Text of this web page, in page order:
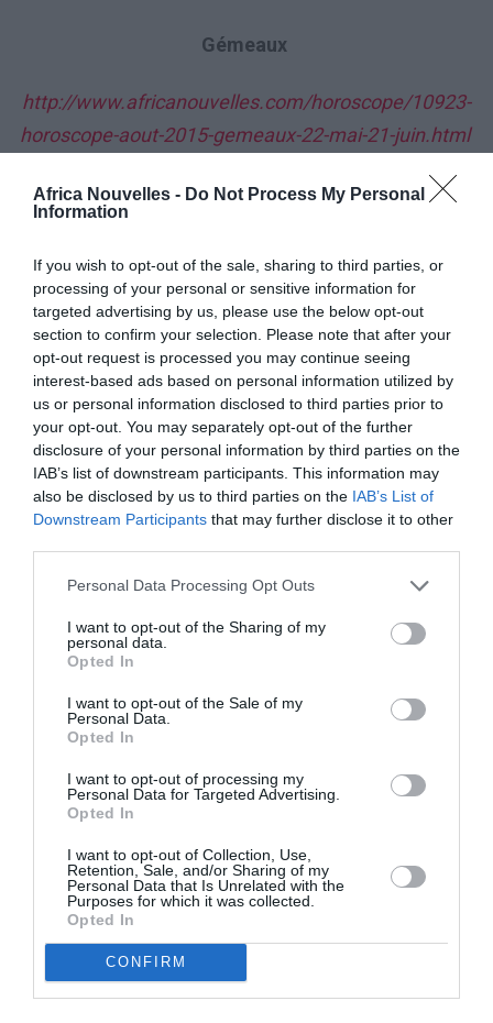
Africa Nouvelles - Do Not Process My Personal
Information
If you wish to opt-out of the sale, sharing to third parties, or
processing of your personal or sensitive information for
targeted advertising by us, please use the below opt-out
section to confirm your selection. Please note that after your
opt-out request is processed you may continue seeing
interest-based ads based on personal information utilized by
us or personal information disclosed to third parties prior to
your opt-out. You may separately opt-out of the further
disclosure of your personal information by third parties on the
IAB’s list of downstream participants. This information may
also be disclosed by us to third parties on the IAB’s List of
Downstream Participants that may further disclose it to other
Personal Data Processing Opt Outs
I want to opt-out of the Sharing of my
personal data.
Opted In
I want to opt-out of the Sale of my
Personal Data.
Opted In
I want to opt-out of processing my
Personal Data for Targeted Advertising.
Opted In
I want to opt-out of Collection, Use,
Retention, Sale, and/or Sharing of my
Personal Data that Is Unrelated with the
Purposes for which it was collected.
Opted In
CONFIRM
Gémeaux
http://www.africanouvelles.com/horoscope/10923-
horoscope-aout-2015-gemeaux-22-mai-21-juin.html
Cancer
horoscope-aout-2015-cancer-22-juin-22-juillet.html
Lion
http://www.africanouvelles.com/horoscope/10925-
horoscope-aout-2015-lion-23-juillet-23-aout.html
Vierge
http://www.africanouvelles.com/horoscope/10926-
horoscope-aout-2015-vierge-24-aout-23-
http://www.africanouvelles.com/horoscope/10927-
octobre.html
Scorpion
http://www.africanouvelles.com/horoscope/10928-
horoscope-aout-2015-scorpion-24-octobre-22-
novembre.html